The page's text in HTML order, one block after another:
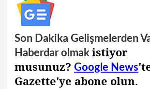
Son Dakika Gelişmelerden
Haberdar olmak istiyor
musunuz? Google News
Gazette'ye abone olun.